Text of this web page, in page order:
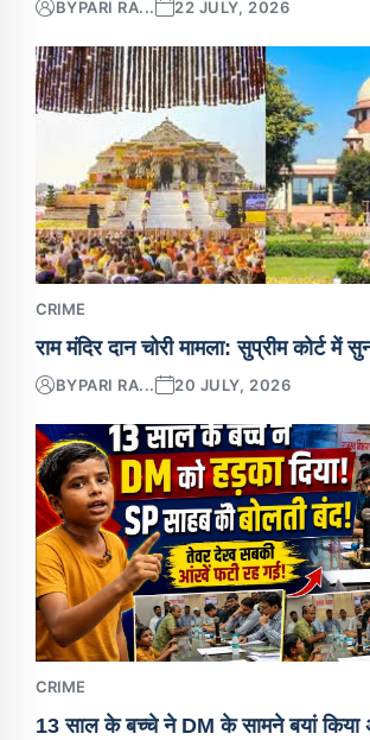
BYPARI RA... 22 JULY, 2026
CRIME
राम मंदिर दान चोरी मामला: सुप्रीम कोर्ट में
BYPARI RA... 20 JULY, 2026
CRIME
13 साल के बच्चे ने DM के सामने बयां किया